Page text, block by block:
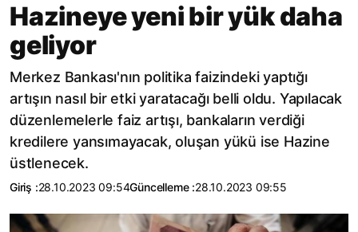
Hazineye yeni bir yük daha
geliyor
Merkez Bankası'nın politika faizindeki yaptığı
artışın nasıl bir etki yaratacağı belli oldu. Yapılacak
düzenlemelerle faiz artışı, bankaların verdiği
kredilere yansımayacak, oluşan yükü ise Hazine
üstlenecek.
Giriş :28.10.2023 09:54Güncelleme :28.10.2023 09:55